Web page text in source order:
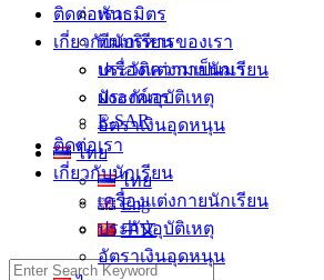
พันธมิตร
ทีมบริหารของเรา
ประวัติความเป็นมา
ผังองค์กร
E-SAR
ติดต่อเรา
เกี่ยวกับนักเรียน
เครื่องแต่งกายนักเรียน
ประกันอุบัติเหตุ
อัตราเงินอุดหนุน
ติดต่อเรา
เกี่ยวกับนักเรียน
เครื่องแต่งกายนักเรียน
ประกันอุบัติเหตุ
อัตราเงินอุดหนุน
ไทย
ไทย
Eng
中文
Search